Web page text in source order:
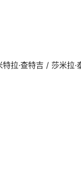
拉·查特吉 / 莎米拉·